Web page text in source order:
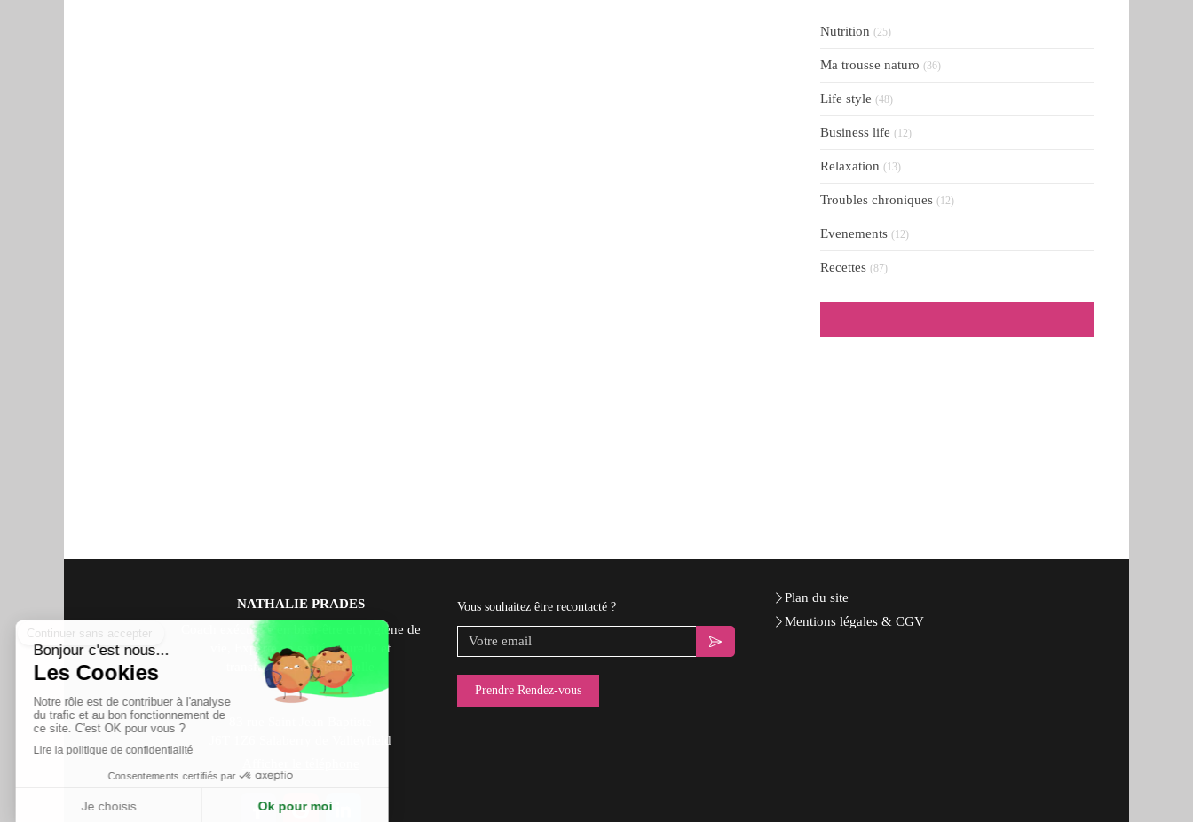
Nutrition (25)
Ma trousse naturo (36)
Life style (48)
Business life (12)
Relaxation (13)
Troubles chroniques (12)
Evenements (12)
Recettes (87)
NATHALIE PRADES
Coach exécutive en bien-être et hygiène de
vie, Experte en santé naturelle et
transformation personnelle
Salaberry de Valleyfield
Vous souhaitez être recontacté ?
Votre email
Prendre Rendez-vous
Plan du site
Mentions légales & CGV